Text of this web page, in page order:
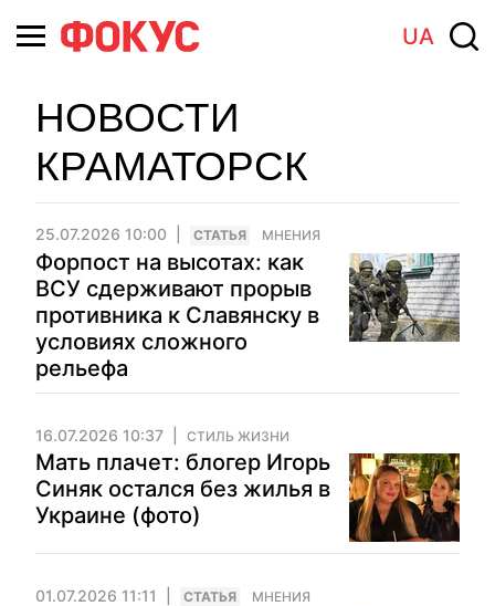
UA
НОВОСТИ
КРАМАТОРСК
25.07.2026 10:00 CТАТЬЯ МНЕНИЯ
Форпост на высотах: как
ВСУ сдерживают прорыв
противника к Славянску в
условиях сложного
рельефа
16.07.2026 10:37 СТИЛЬ ЖИЗНИ
Мать плачет: блогер Игорь
Синяк остался без жилья в
Украине (фото)
01.07.2026 11:11 CТАТЬЯ МНЕНИЯ